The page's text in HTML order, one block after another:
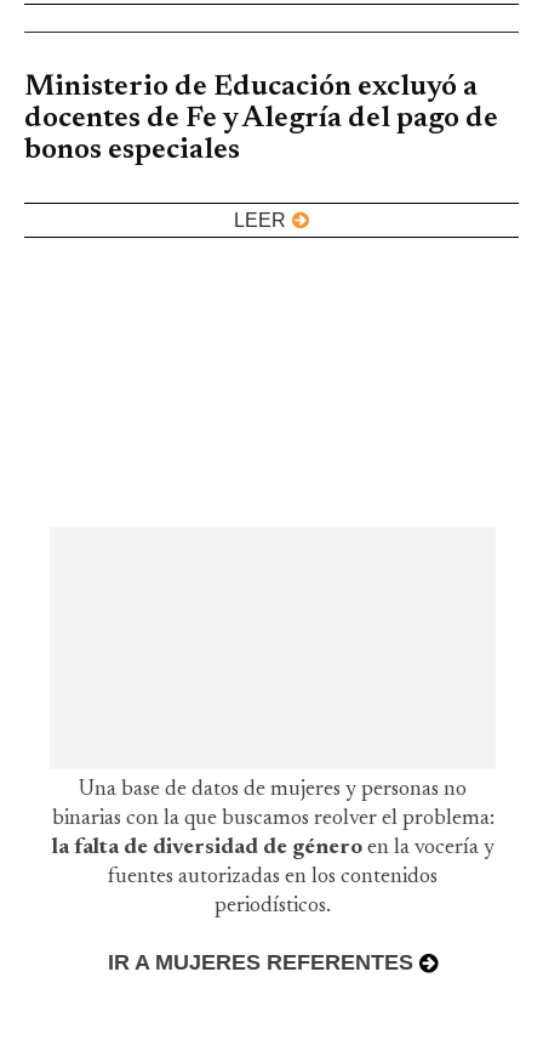
Ministerio de Educación excluyó a
docentes de Fe y Alegría del pago de
bonos especiales
LEER
Una base de datos de mujeres y personas no
binarias con la que buscamos reolver el problema:
la falta de diversidad de género en la vocería y
fuentes autorizadas en los contenidos
periodísticos.
IR A MUJERES REFERENTES